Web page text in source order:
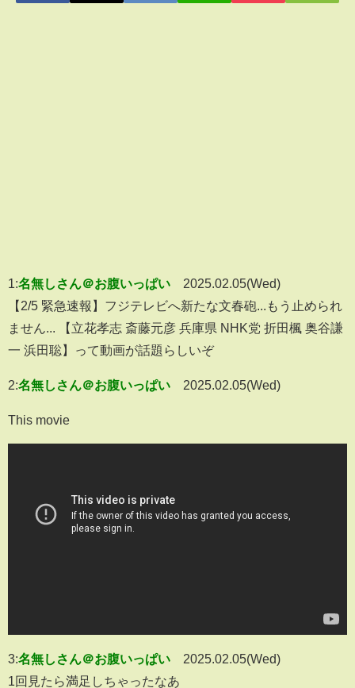
1:名無しさん＠お腹いっぱい
2025.02.05(Wed)
【2/5 緊急速報】フジテレビへ新たな文春砲...もう止められ
ません... 【立花孝志 斎藤元彦 兵庫県 NHK党 折田楓 奥谷謙
一 浜田聡】って動画が話題らしいぞ
2:名無しさん＠お腹いっぱい 2025.02.05(Wed)
This movie
3:名無しさん＠お腹いっぱい
2025.02.05(Wed)
1回見たら満足しちゃったなあ